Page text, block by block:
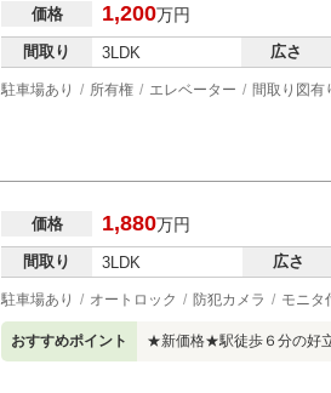
価格 1,200万円
間取り 3LDK 広さ
駐車場あり 所有権 エレベーター 間取り図有
価格 1,880万円
間取り 3LDK 広さ
駐車場あり オートロック 防犯カメラ モニタ
おすすめポイント ★新価格★駅徒歩６分の好